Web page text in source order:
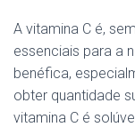
A vitamina C é,
essenciais para a
benéfica,
obter quantidade
vitamina C é